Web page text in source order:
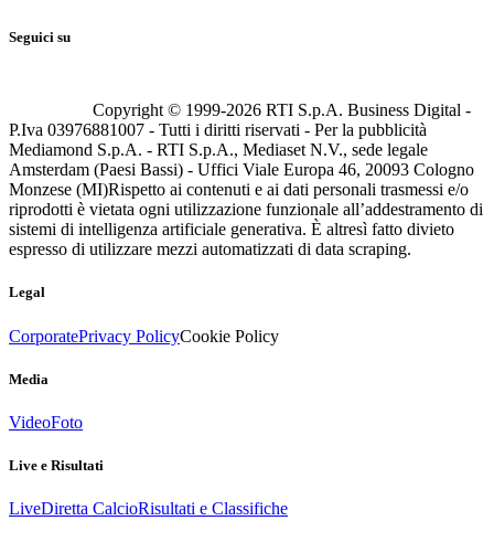
Seguici su
Copyright © 1999-2026 RTI S.p.A. Business Digital -
P.Iva 03976881007 - Tutti i diritti riservati - Per la pubblicità
Mediamond S.p.A. - RTI S.p.A., Mediaset N.V., sede legale
Amsterdam (Paesi Bassi) - Uffici Viale Europa 46, 20093 Cologno
Monzese (MI)Rispetto ai contenuti e ai dati personali trasmessi e/o
riprodotti è vietata ogni utilizzazione funzionale all’addestramento di
sistemi di intelligenza artificiale generativa. È altresì fatto divieto
espresso di utilizzare mezzi automatizzati di data scraping.
Legal
CorporatePrivacy PolicyCookie Policy
Media
VideoFoto
Live e Risultati
LiveDiretta CalcioRisultati e Classifiche